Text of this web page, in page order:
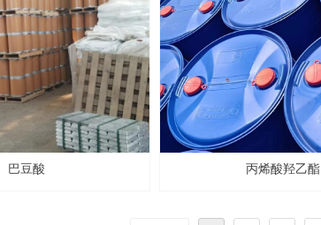
巴豆酸 丙烯酸羟乙酯